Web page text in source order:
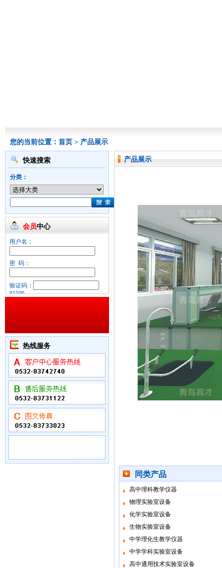
您的当前位置： 首页 > 产品展示
快速搜索
分类：
会员中心
用户名：
密 码：
验证码：
81509
热线服务
产品展示
同类产品
高中理科教学仪器
物理实验室设备
化学实验室设备
生物实验室设备
中学理化生教学仪器
中学学科实验室设备
高中通用技术实验室设备